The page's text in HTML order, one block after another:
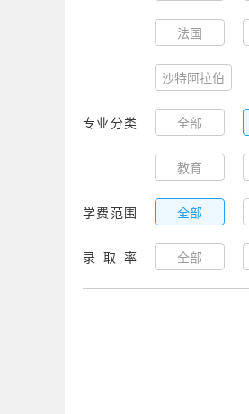
法国
沙特阿拉伯
专业分类 全部
教育
学费范围 全部
录取率 全部